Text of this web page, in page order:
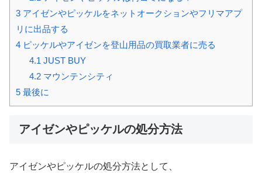
3 アイゼンやピッケルをネットオークションやフリマアプ
リに出品する
4 ピッケルやアイゼンを登山用品の買取業者に売る
4.1 JUST BUY
4.2マウンテンシティ
5 最後に
アイゼンやピッケルの処分方法
アイゼンやピッケルの処分方法として、